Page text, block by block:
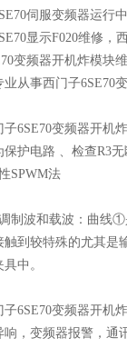
伺服变频器运行
显示F020维修，
变频器开机炸模块
业从事西门子6SE70
变频器开机炸
保护电路 、检查R3
SPWM法
和载波：曲线①是
触到较特殊的尤其是
中。
变频器开机炸
响，变频器报警，通